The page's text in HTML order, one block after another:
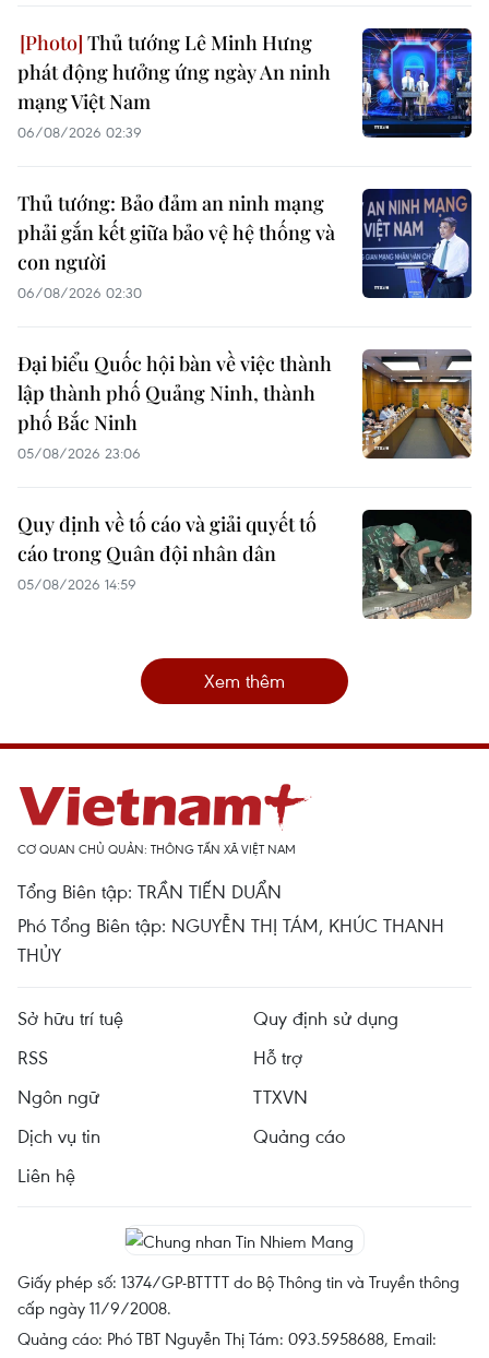
Thủ tướng Lê Minh Hưng
phát động hưởng ứng ngày An ninh
mạng Việt Nam
06/08/2026 02:39
Thủ tướng: Bảo đảm an ninh mạng
phải gắn kết giữa bảo vệ hệ thống và
con người
06/08/2026 02:30
Đại biểu Quốc hội bàn về việc thành
lập thành phố Quảng Ninh, thành
phố Bắc Ninh
05/08/2026 23:06
Quy định về tố cáo và giải quyết tố
cáo trong Quân đội nhân dân
05/08/2026 14:59
Xem thêm
CƠ QUAN CHỦ QUẢN: THÔNG TẤN XÃ VIỆT NAM
Tổng Biên tập: TRẦN TIẾN DUẨN
Phó Tổng Biên tập: NGUYỄN THỊ TÁM, KHÚC THANH
THỦY
Sở hữu trí tuệ
Quy định sử dụng
RSS
Hỗ trợ
Ngôn ngữ
TTXVN
Dịch vụ tin
Quảng cáo
Liên hệ
Giấy phép số: 1374/GP-BTTTT do Bộ Thông tin và Truyền thông
cấp ngày 11/9/2008.
Quảng cáo: Phó TBT Nguyễn Thị Tám: 093.5958688, Email: